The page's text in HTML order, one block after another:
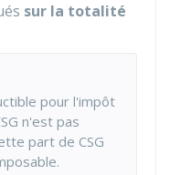
sur la totalité
pour l'impôt
n'est pas
part de CSG